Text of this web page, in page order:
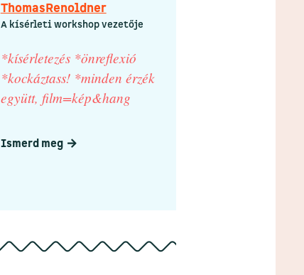
ThomasRenoldner
A kísérleti workshop vezetője
*kísérletezés *önreflexió
*kockáztass! *minden érzék
együtt, film=kép&hang
Ismerd meg arrow-right